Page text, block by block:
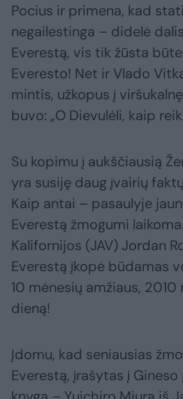
Pocius ir primena, kad
negailestinga – didelė
Everestą, vis tik žūsta
Everesto! Net ir Vlado
mintis, užkopus į
buvo: „O Dievulėli, kaip
Su kopimu į aukščiausią
yra susiję daug įvairių
Kaip antai – pasaulyje
Everestą žmogumi
Kalifornijos (JAV) Jordan
Everestą įkopė būdamas
10 mėnesių amžiaus, 2010
dieną!
Įdomu, kad seniausias
Everestą, įrašytas į